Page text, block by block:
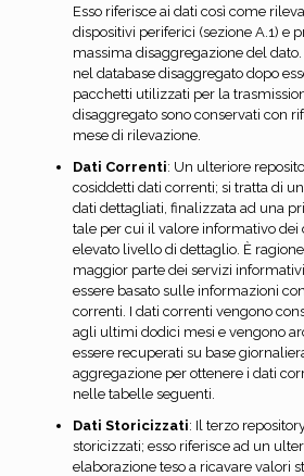
Esso riferisce ai dati così come
dispositivi periferici (sezione A.1) e
massima disaggregazione del
nel database disaggregato dopo
pacchetti utilizzati per la
disaggregato sono conservati con
mese di rilevazione.
Dati Correnti: Un ulteriore
cosiddetti dati correnti; si tratta di
dati dettagliati, finalizzata ad una
tale per cui il valore informativo dei
elevato livello di dettaglio. È
maggior parte dei servizi
essere basato sulle informazioni
correnti. I dati correnti vengono
agli ultimi dodici mesi e vengono
essere recuperati su base
aggregazione per ottenere i dati
nelle tabelle seguenti.
Dati Storicizzati: Il terzo
storicizzati; esso riferisce ad un
elaborazione teso a ricavare valori